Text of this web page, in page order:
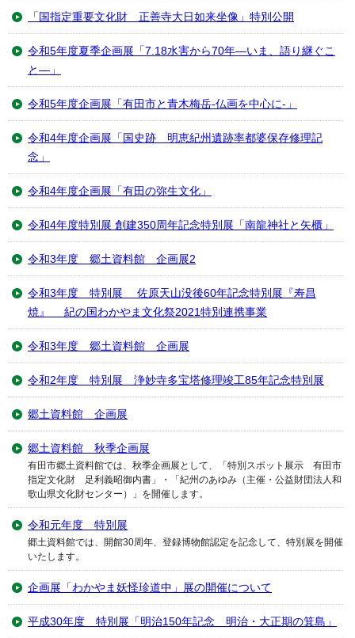
「国指定重要文化財 正善寺大日如来坐像」特別公開
令和5年度夏季企画展「7.18水害から70年―いま、語り継ぐこ
と―」
令和5年度企画展「有田市と青木梅岳-仏画を中心に-」
令和4年度企画展「国史跡 明恵紀州遺跡率都婆保存修理記
念」
令和4年度企画展「有田の弥生文化」
令和4年度特別展 創建350周年記念特別展「南龍神社と矢櫃」
令和3年度 郷土資料館 企画展2
令和3年度 特別展 佐原天山没後60年記念特別展『寿昌
焼』 紀の国わかやま文化祭2021特別連携事業
令和3年度 郷土資料館 企画展
令和2年度 特別展 浄妙寺多宝塔修理竣工85年記念特別展
郷土資料館 企画展
郷土資料館 秋季企画展
有田市郷土資料館では、秋季企画展として、「特別スポット展示 有田市
指定文化財 足利義昭御内書」・「紀州のあゆみ（主催・公益財団法人和
歌山県文化財センター）」を開催します。
令和元年度 特別展
郷土資料館では、開館30周年、登録博物館認定を記念して、特別展を開催
いたします。
企画展「わかやま妖怪珍道中」展の開催について
平成30年度 特別展「明治150年記念 明治・大正期の箕島」